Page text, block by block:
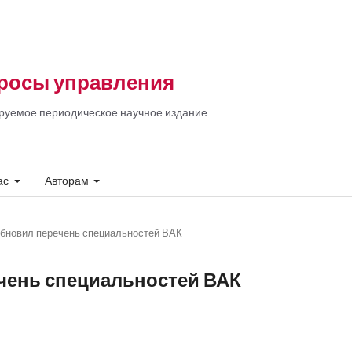
управления
периодическое научное издание
Авторам
перечень специальностей ВАК
специальностей ВАК